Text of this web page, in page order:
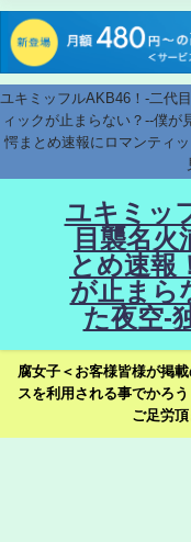
ユキミッフルAKB46！-二代
ィックが止まらない？--僕が
愕まとめ速報にロマンティ
ユキミッ
目襲名火
とめ速報
が止まら
た夜空-
腐女子＜お客様皆様が掲
スを利用される事でかろ
ご足労頂